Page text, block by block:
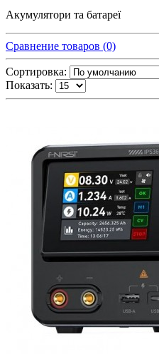
Акумулятори та батареї
Сравнение товаров (0)
Сортировка:
Показать: